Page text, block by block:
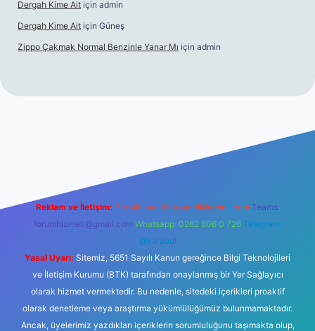
Dergah Kime Ait için admin
Dergah Kime Ait için Güneş
Zippo Çakmak Normal Benzinle Yanar Mı için admin
Reklam ve İletişim: E-mail: backlinkpaneli@gmail.com Teams:
forumhizmeti@gmail.com Whatsapp: 0262 606 0 726 Telegram:
@karabul
Yasal Uyarı: Sitemiz, 5651 Sayılı Kanun gereğince Bilgi Teknolojileri
ve İletişim Kurumu (BTK) tarafından onaylanmış bir Yer Sağlayıcı
olarak hizmet vermektedir. Bu nedenle, sitedeki içerikleri proaktif
olarak denetleme veya araştırma yükümlülüğümüz bulunmamaktadır.
Ancak, üyelerimiz yazdıkları içeriklerin sorumluluğunu taşımakta olup,